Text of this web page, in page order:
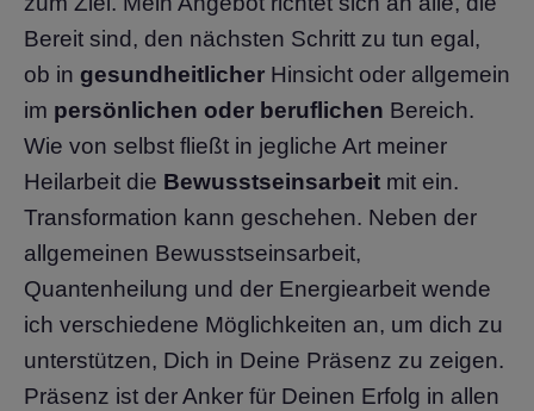
Bereit sind, den nächsten Schritt zu tun egal,
ob in gesundheitlicher Hinsicht oder allgemein
im persönlichen oder beruflichen Bereich.
Wie von selbst fließt in jegliche Art meiner
Heilarbeit die Bewusstseinsarbeit mit ein.
Transformation kann geschehen. Neben der
allgemeinen Bewusstseinsarbeit,
Quantenheilung und der Energiearbeit wende
ich verschiedene Möglichkeiten an, um dich zu
unterstützen, Dich in Deine Präsenz zu zeigen.
Präsenz ist der Anker für Deinen Erfolg in allen